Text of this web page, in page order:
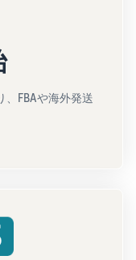
、FBAや海外発送